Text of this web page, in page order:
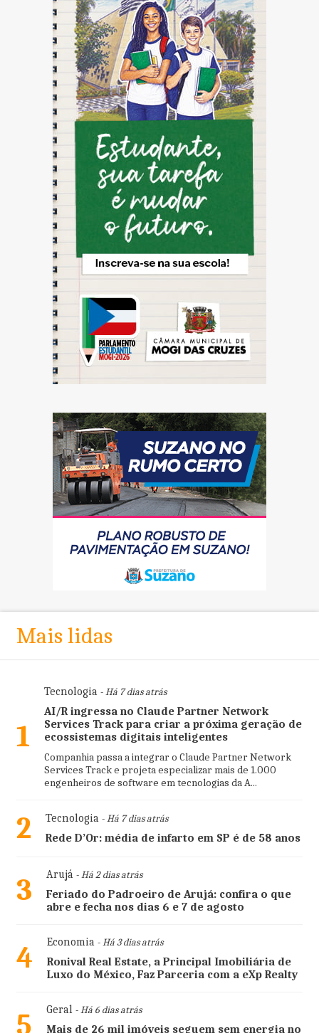
Mais lidas
1
Tecnologia- Há 7 dias atrás
AI/R ingressa no Claude Partner Network
Services Track para criar a próxima geração de
ecossistemas digitais inteligentes
Companhia passa a integrar o Claude Partner Network
Services Track e projeta especializar mais de 1.000
engenheiros de software em tecnologias da A...
2 Tecnologia- Há 7 dias atrás
Rede D’Or: média de infarto em SP é de 58 anos
3 Arujá- Há 2 dias atrás
Feriado do Padroeiro de Arujá: confira o que
abre e fecha nos dias 6 e 7 de agosto
4 Economia- Há 3 dias atrás
Ronival Real Estate, a Principal Imobiliária de
Luxo do México, Faz Parceria com a eXp Realty
5 Geral- Há 6 dias atrás
Mais de 26 mil imóveis seguem sem energia no